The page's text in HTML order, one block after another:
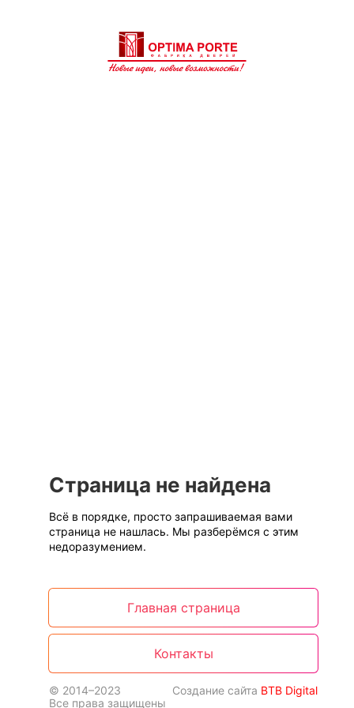
Страница не найдена
Всё в порядке, просто запрашиваемая вами
страница не нашлась. Мы разберёмся с этим
недоразумением.
Главная страница
Контакты
© 2014–2023
Все права защищены
Создание сайта BTB Digital